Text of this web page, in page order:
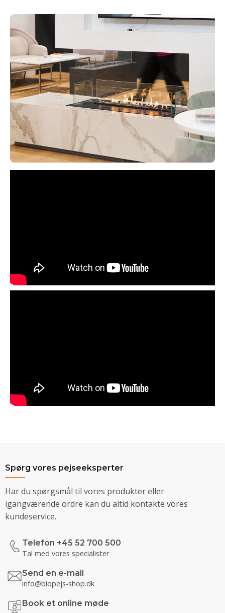
Spørg vores pejseeksperter
Har du spørgsmål til vores produkter eller
igangværende ordre kan du altid kontakte vores
kundeservice.
Telefon +45 52 700 500
Tal med vores specialister
Send en e-mail
info@biopejs-shop.dk
Book et online møde